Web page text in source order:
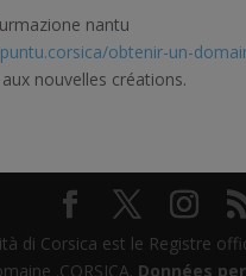
nantu
obtenir-un-
nouvelles créations.
di Corsica est le Registre
.CORSICA. Données